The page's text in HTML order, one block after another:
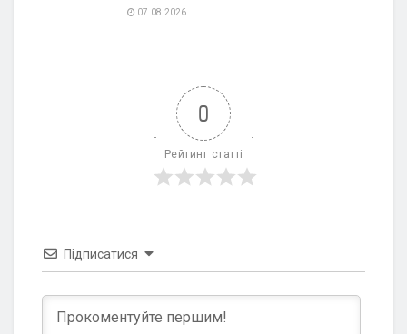
07.08.2026
0
Рейтинг статті
Підписатися